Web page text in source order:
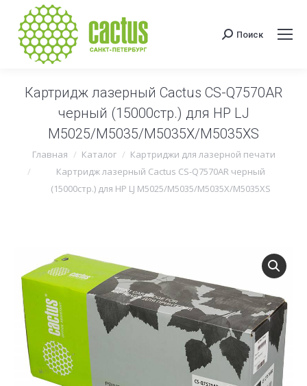
Поиск:
Поиск
Картридж лазерный Cactus CS-Q7570AR
черный (15000стр.) для HP LJ
M5025/M5035/M5035X/M5035XS
Вы здесь:
Главная Каталог
Картриджи для лазерной печати
Картридж лазерный Cactus CS-Q7570AR черный
(15000стр.) для HP LJ M5025/M5035/M5035X/M5035XS